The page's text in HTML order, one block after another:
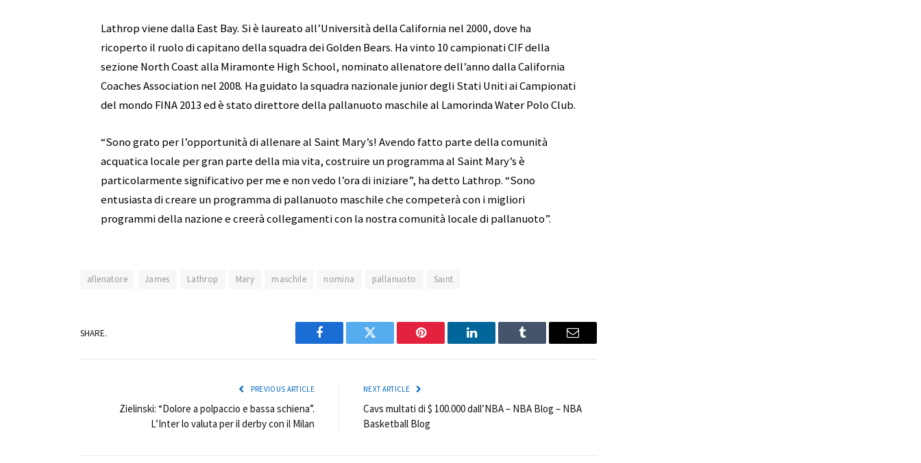
Lathrop viene dalla East Bay. Si è laureato all’Università della California nel 2000, dove ha
ricoperto il ruolo di capitano della squadra dei Golden Bears. Ha vinto 10 campionati CIF della
sezione North Coast alla Miramonte High School, nominato allenatore dell’anno dalla California
Coaches Association nel 2008. Ha guidato la squadra nazionale junior degli Stati Uniti ai Campionati
del mondo FINA 2013 ed è stato direttore della pallanuoto maschile al Lamorinda Water Polo Club.
“Sono grato per l’opportunità di allenare al Saint Mary’s! Avendo fatto parte della comunità
acquatica locale per gran parte della mia vita, costruire un programma al Saint Mary’s è
particolarmente significativo per me e non vedo l’ora di iniziare”, ha detto Lathrop. “Sono
entusiasta di creare un programma di pallanuoto maschile che competerà con i migliori
programmi della nazione e creerà collegamenti con la nostra comunità locale di pallanuoto”.
allenatore James Lathrop Mary maschile nomina pallanuoto Saint
SHARE.
Facebook Twitter Pinterest LinkedIn Tumblr Email
PREVIOUS ARTICLE
Zielinski: “Dolore a polpaccio e bassa schiena”.
L’Inter lo valuta per il derby con il Milan
NEXT ARTICLE
Cavs multati di $ 100.000 dall’NBA – NBA Blog – NBA
Basketball Blog